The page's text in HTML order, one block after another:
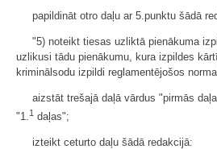
papildināt otro daļu ar 5.punktu šādā
"5) noteikt tiesas uzliktā pienākuma
uzlikusi tādu pienākumu, kura izpildes
kriminālsodu izpildi reglamentējošos
aizstāt trešajā daļā vārdus "pirmās
"1.
1 daļas";
izteikt ceturto daļu šādā redakcijā: